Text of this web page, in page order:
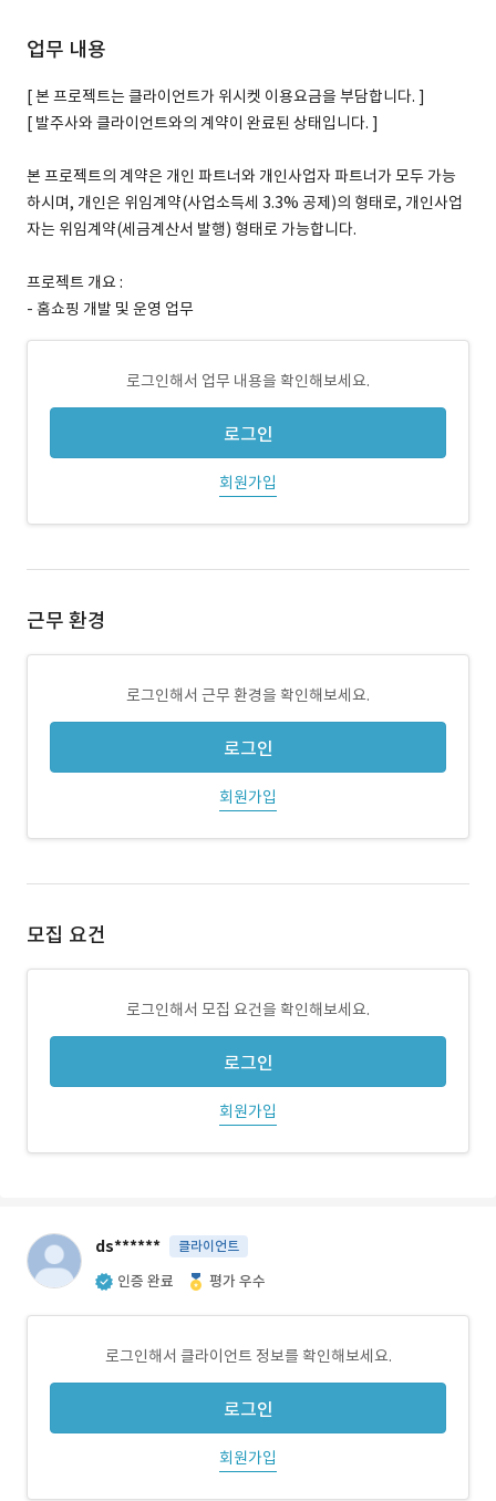
업무 내용
[ 본 프로젝트는 클라이언트가 위시켓 이용요금을 부담합니다. ]
[ 발주사와 클라이언트와의 계약이 완료된 상태입니다. ]
본 프로젝트의 계약은 개인 파트너와 개인사업자 파트너가 모두 가능
하시며, 개인은 위임계약(사업소득세 3.3% 공제)의 형태로, 개인사업
자는 위임계약(세금계산서 발행) 형태로 가능합니다.
프로젝트 개요 :
- 홈쇼핑 개발 및 운영 업무
로그인해서 업무 내용을 확인해보세요.
로그인
회원가입
근무 환경
로그인해서 근무 환경을 확인해보세요.
로그인
회원가입
모집 요건
로그인해서 모집 요건을 확인해보세요.
로그인
회원가입
ds****** 클라이언트
인증 완료 평가 우수
로그인해서 클라이언트 정보를 확인해보세요.
로그인
회원가입